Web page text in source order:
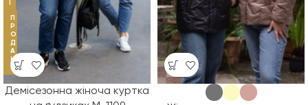
П
Р
О
Д
А
Н
О
Демісезонна жіноча куртка